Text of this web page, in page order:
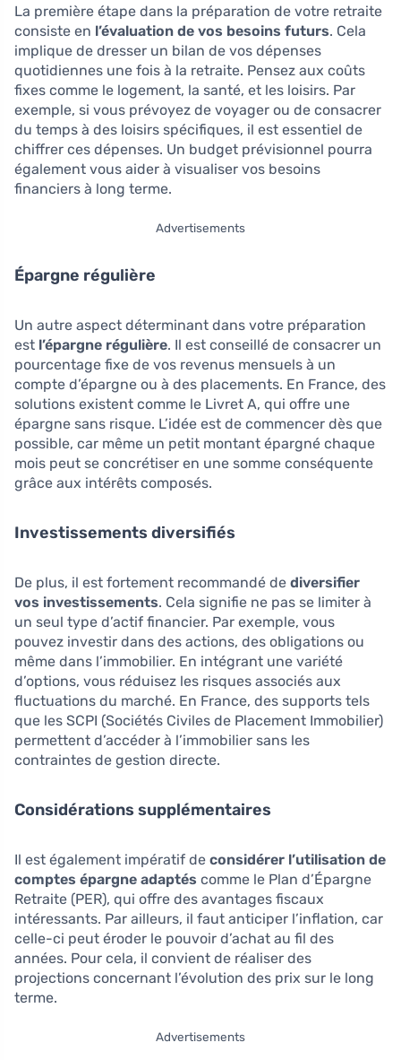
La première étape dans la préparation de votre retraite
consiste en l’évaluation de vos besoins futurs. Cela
implique de dresser un bilan de vos dépenses
quotidiennes une fois à la retraite. Pensez aux coûts
fixes comme le logement, la santé, et les loisirs. Par
exemple, si vous prévoyez de voyager ou de consacrer
du temps à des loisirs spécifiques, il est essentiel de
chiffrer ces dépenses. Un budget prévisionnel pourra
également vous aider à visualiser vos besoins
financiers à long terme.
Advertisements
Épargne régulière
Un autre aspect déterminant dans votre préparation
est l’épargne régulière. Il est conseillé de consacrer un
pourcentage fixe de vos revenus mensuels à un
compte d’épargne ou à des placements. En France, des
solutions existent comme le Livret A, qui offre une
épargne sans risque. L’idée est de commencer dès que
possible, car même un petit montant épargné chaque
mois peut se concrétiser en une somme conséquente
grâce aux intérêts composés.
Investissements diversifiés
De plus, il est fortement recommandé de diversifier
vos investissements. Cela signifie ne pas se limiter à
un seul type d’actif financier. Par exemple, vous
pouvez investir dans des actions, des obligations ou
même dans l’immobilier. En intégrant une variété
d’options, vous réduisez les risques associés aux
fluctuations du marché. En France, des supports tels
que les SCPI (Sociétés Civiles de Placement Immobilier)
permettent d’accéder à l’immobilier sans les
contraintes de gestion directe.
Considérations supplémentaires
Il est également impératif de considérer l’utilisation de
comptes épargne adaptés comme le Plan d’Épargne
Retraite (PER), qui offre des avantages fiscaux
intéressants. Par ailleurs, il faut anticiper l’inflation, car
celle-ci peut éroder le pouvoir d’achat au fil des
années. Pour cela, il convient de réaliser des
projections concernant l’évolution des prix sur le long
terme.
Advertisements